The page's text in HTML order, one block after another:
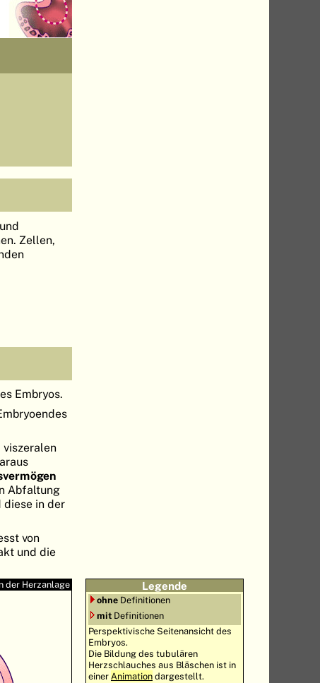
Zellen,
Embryos.
Abfaltung
diese in der
von
und die
Legende
ohne Definitionen
mit Definitionen
Perspektivische Seitenansicht des
Embryos.
Die Bildung des tubulären
Herzschlauches aus Bläschen ist in
einerAnimationdargestellt.
der Herzanlage